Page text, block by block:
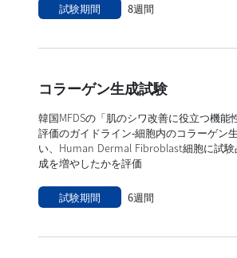
試験期間 8週間
コラーゲン生成試験
韓国MFDSの「肌のシワ改善に役立つ機能
評価のガイドライン‐細胞内のコラーゲン
い、Human Dermal Fibroblast細胞に試験
成を増やしたかを評価
試験期間 6週間